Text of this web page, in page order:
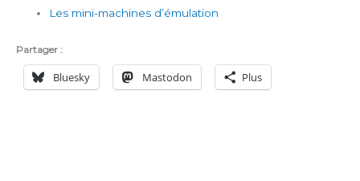
Les mini-machines d’émulation
Partager :
Bluesky Mastodon Plus